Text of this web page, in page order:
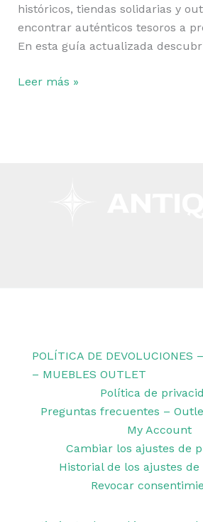
históricos, tiendas solidarias y
encontrar auténticos tesoros a
En esta guía actualizada
Leer más »
POLÍTICA DE DEVOLUCIONES
– MUEBLES OUTLET
Política de
Preguntas frecuentes –
My Account
Cambiar los ajustes de
Historial de los ajustes de
Revocar